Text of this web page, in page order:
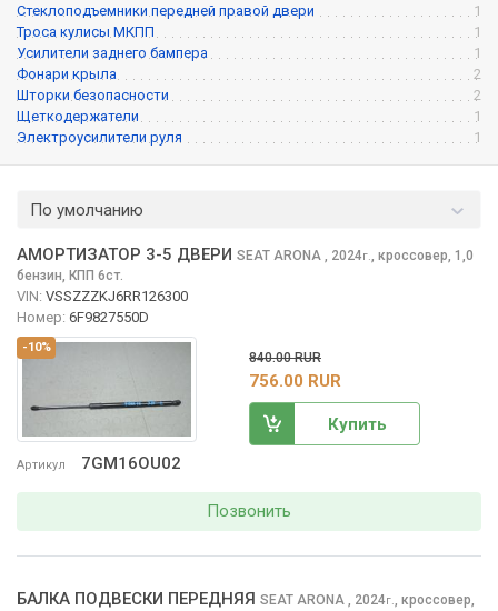
Стеклоподъемники передней правой двери
1
Троса кулисы МКПП
1
Усилители заднего бампера
1
Фонари крыла
2
Шторки безопасности
2
Щеткодержатели
1
Электроусилители руля
1
По умолчанию
-10%
Артикул 7GM16OU02
АМОРТИЗАТОР 3-5 ДВЕРИ SEAT ARONA , 2024г., кроссовер, 1,0
бензин, КПП 6ст.
VIN: VSSZZZKJ6RR126300
Номер: 6F9827550D
840.00 RUR
756.00 RUR
Купить
Позвонить
БАЛКА ПОДВЕСКИ ПЕРЕДНЯЯ SEAT ARONA , 2024г., кроссовер,